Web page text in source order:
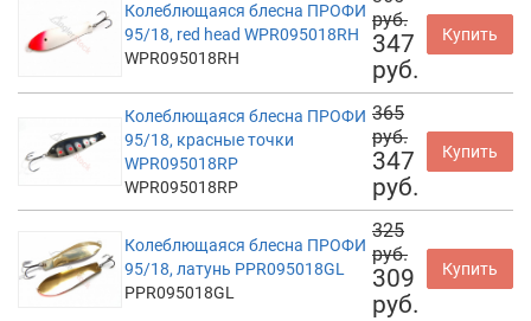
Колеблющаяся блесна ПРОФИ
95/18, red head WPR095018RH
WPR095018RH
руб.
347
руб.
Купить
Колеблющаяся блесна ПРОФИ
95/18, красные точки
WPR095018RP
WPR095018RP
365
руб.
347
руб.
Купить
Колеблющаяся блесна ПРОФИ
95/18, латунь PPR095018GL
PPR095018GL
325
руб.
309
руб.
Купить